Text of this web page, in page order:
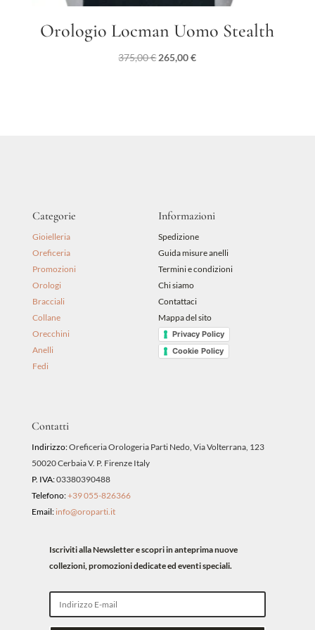
Orologio Locman Uomo Stealth
375,00€ Il
265,00€Il
Categorie
Gioielleria
Oreficeria
Promozioni
Orologi
Bracciali
Collane
Orecchini
Anelli
Fedi
Informazioni
Spedizione
Guida misure anelli
Termini e condizioni
Chi siamo
Contattaci
Mappa del sito
Privacy Policy
Cookie Policy
Contatti
Indirizzo:Oreficeria Orologeria Parti Nedo, Via Volterrana, 123
50020 Cerbaia V. P. Firenze Italy
P. IVA:03380390488
Telefono:+39 055-826366
Email: info@oroparti.it
Iscriviti alla Newsletter e scopri in anteprima nuove
collezioni, promozioni dedicate ed eventi speciali.